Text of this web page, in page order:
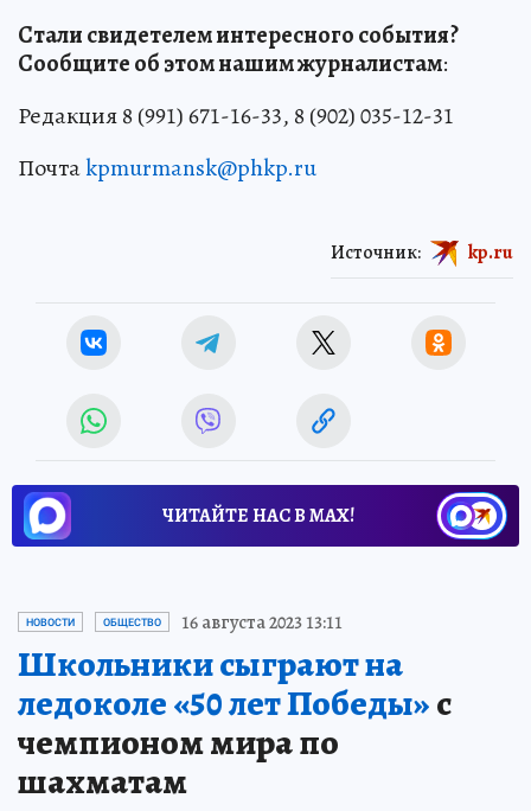
Стали свидетелем интересного события?
Сообщите об этом нашим журналистам:
Редакция 8 (991) 671-16-33, 8 (902) 035-12-31
Почтаkpmurmansk@phkp.ru
Источник: kp.ru
ЧИТАЙТЕ НАС В МАХ!
НОВОСТИ ОБЩЕСТВО 16 августа 2023 13:11
Школьники сыграют на
ледоколе «50 лет Победы»с
чемпионом мира по
шахматам